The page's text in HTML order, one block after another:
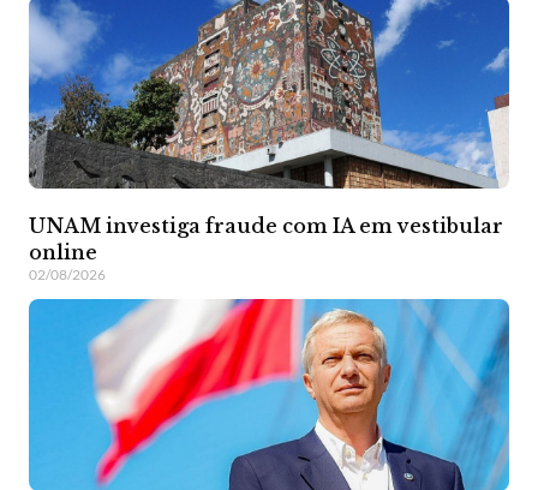
UNAM investiga fraude com IA em vestibular
online
02/08/2026